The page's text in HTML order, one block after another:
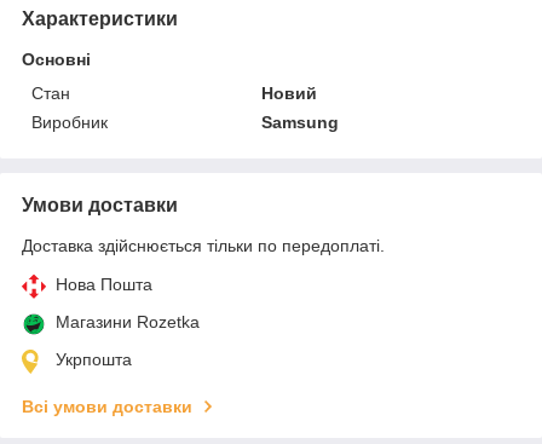
Характеристики
Основні
Стан
Новий
Виробник
Samsung
Умови доставки
Доставка здійснюється тільки по передоплаті.
Нова Пошта
Магазини Rozetka
Укрпошта
Всі умови доставки